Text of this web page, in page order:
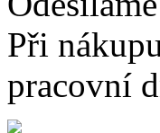
Při
pracovní